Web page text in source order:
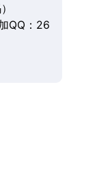
QQ：26